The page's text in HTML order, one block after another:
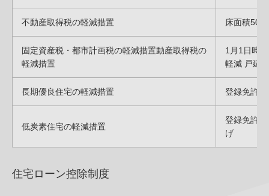
不動産取得税の軽減措置 床面積50
固定資産税・都市計画税の軽減措置動産取得税の
軽減措置
1月1日時
軽減 戸建
長期優良住宅の軽減措置 登録免許
低炭素住宅の軽減措置
登録免許
げ
住宅ローン控除制度